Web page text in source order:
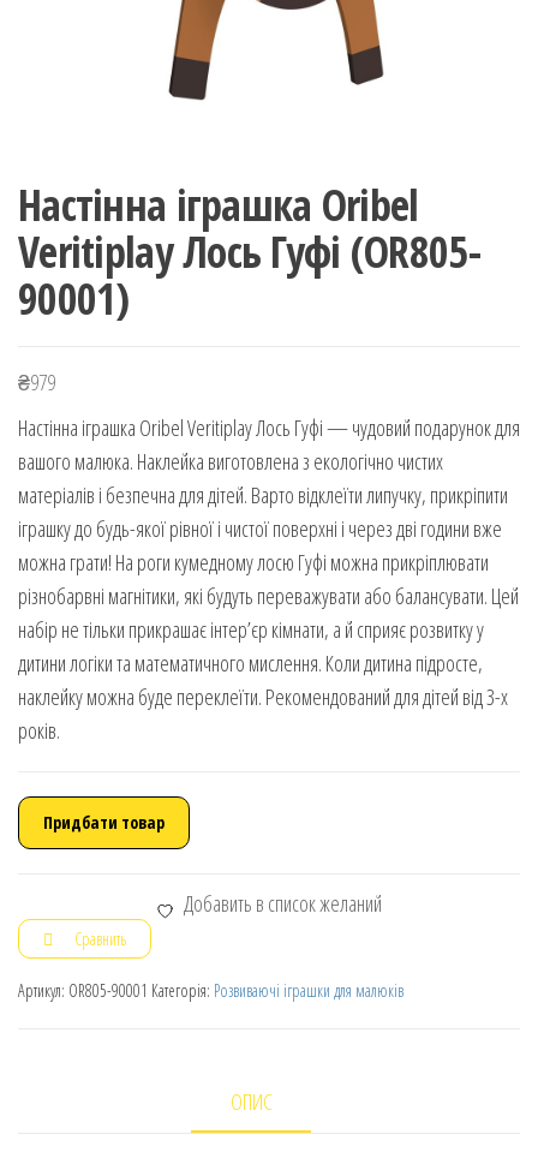
Настінна іграшка Oribel
Veritiplay Лось Гуфі (OR805-
90001)
₴979
Настінна іграшка Oribel Veritiplay Лось Гуфі — чудовий подарунок для
вашого малюка. Наклейка виготовлена з екологічно чистих
матеріалів і безпечна для дітей. Варто відклеїти липучку, прикріпити
іграшку до будь-якої рівної і чистої поверхні і через дві години вже
можна грати! На роги кумедному лосю Гуфі можна прикріплювати
різнобарвні магнітики, які будуть переважувати або балансувати. Цей
набір не тільки прикрашає інтер’єр кімнати, а й сприяє розвитку у
дитини логіки та математичного мислення. Коли дитина підросте,
наклейку можна буде переклеїти. Рекомендований для дітей від 3-х
років.
Придбати товар
Добавить в список желаний
Сравнить
Артикул: OR805-90001 Категорія: Розвиваючі іграшки для малюків
ОПИС